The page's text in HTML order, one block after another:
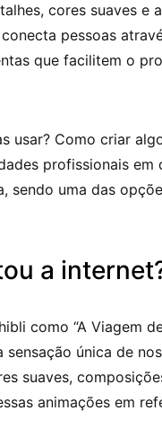
cores suaves e
pessoas
que facilitem o
usar? Como criar
profissionais em
sendo uma das
a
como “A Viagem
sensação única de
suaves,
animações em